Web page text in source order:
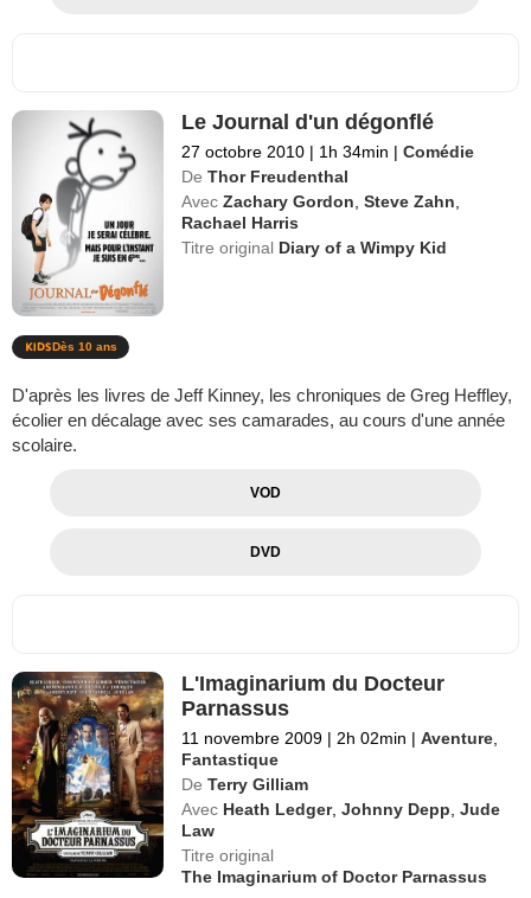
Le Journal d'un dégonflé
27 octobre 2010 | 1h 34min | Comédie
De Thor Freudenthal
Avec Zachary Gordon ,Steve Zahn
Rachael Harris
Titre original Diary of a Wimpy Kid
Dès 10 ans
D'après les livres de Jeff Kinney, les chroniques de Greg Heffley,
écolier en décalage avec ses camarades, au cours d'une année
scolaire.
VOD
DVD
L'Imaginarium du Docteur
Parnassus
11 novembre 2009 | 2h 02min | Aventure
Fantastique
De Terry Gilliam
Avec Heath Ledger,Johnny Depp ,Jude
Law
Titre original
The Imaginarium of Doctor Parnassus